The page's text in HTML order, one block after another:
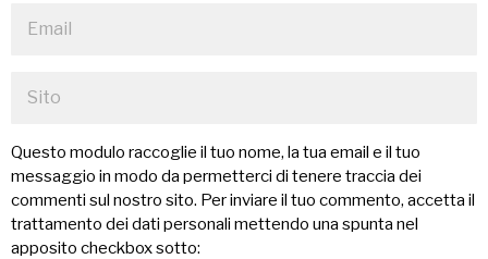
Questo modulo raccoglie il tuo nome, la tua email e il tuo
messaggio in modo da permetterci di tenere traccia dei
commenti sul nostro sito. Per inviare il tuo commento, accetta il
trattamento dei dati personali mettendo una spunta nel
apposito checkbox sotto: